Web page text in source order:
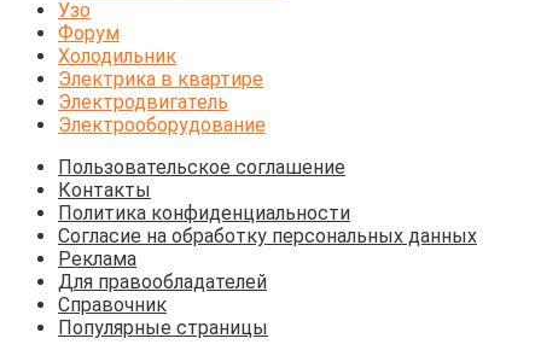
Узо
Форум
Холодильник
Электрика в квартире
Электродвигатель
Электрооборудование
Пользовательское соглашение
Контакты
Политика конфиденциальности
Согласие на обработку персональных данных
Реклама
Для правообладателей
Справочник
Популярные страницы